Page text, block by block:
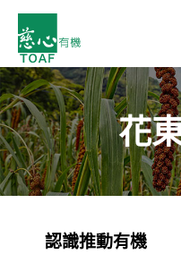
花
認識推動有機